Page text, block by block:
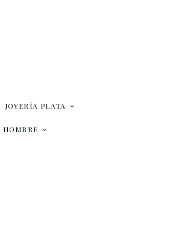
JOYERÍA PLATA
HOMBRE